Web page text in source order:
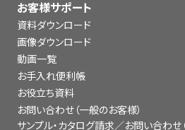
お客様サポート
資料ダウンロード
画像ダウンロード
動画一覧
お手入れ便利帳
お役立ち資料
お問い合わせ（一般のお客様）
サンプル・カタログ請求／お問い合わせ